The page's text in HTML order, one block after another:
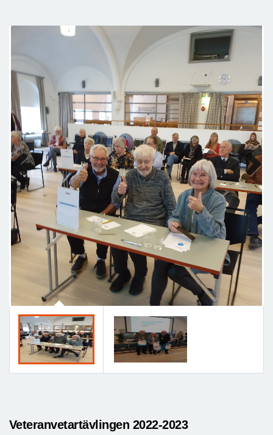
Previous Next
Veteranvetartävlingen 2022-2023